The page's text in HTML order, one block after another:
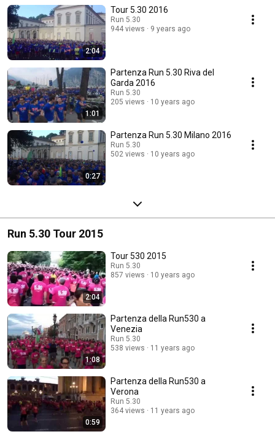
2:04
Tour 5.30 2016
Run 5.30
944 views
9 years ago
1:01
Partenza Run 5.30 Riva del
Garda 2016
Run 5.30
205 views
10 years ago
0:27
Partenza Run 5.30 Milano 2016
Run 5.30
502 views
10 years ago
Run 5.30 Tour 2015
2:04
Tour 530 2015
Run 5.30
857 views
10 years ago
1:08
Partenza della Run530 a
Venezia
Run 5.30
538 views
11 years ago
0:59
Partenza della Run530 a
Verona
Run 5.30
364 views
11 years ago